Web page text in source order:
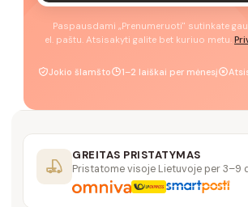
Paspausdami „Prenumeruoti" sutinkate
el. paštu. Atsisakyti galite bet kuriuo metu.
Jokio šlamšto 1–2 laiškai per mėnesį
GREITAS PRISTATYMAS
Pristatome visoje Lietuvoje per 3–9